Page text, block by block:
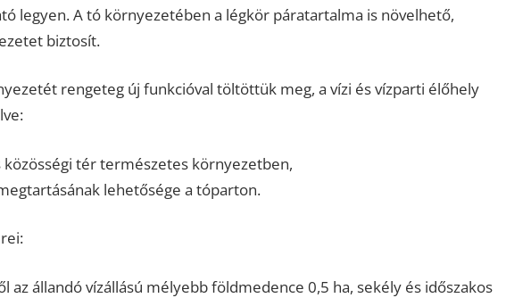
legyen. A tó környezetében a légkör páratartalma is növelhető,
biztosít.
rengeteg új funkcióval töltöttük meg, a vízi és vízparti élőhely
tér természetes környezetben,
lehetősége a tóparton.
az állandó vízállású mélyebb földmedence 0,5 ha, sekély és időszakos